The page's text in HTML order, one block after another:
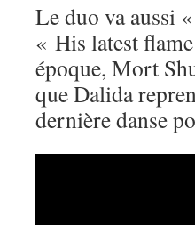
Le duo va aussi
« His latest
époque, Mort
que Dalida
dernière danse